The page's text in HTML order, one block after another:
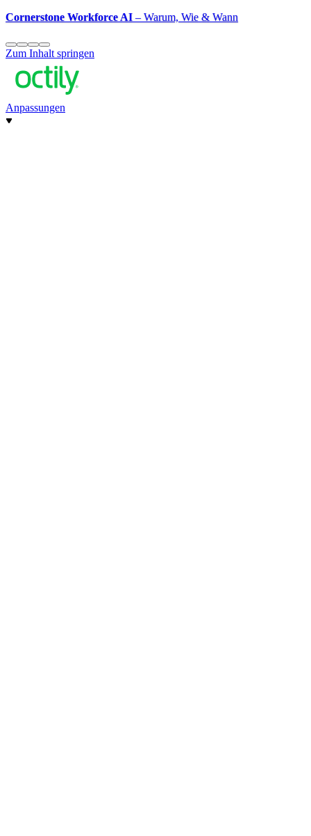
Cornerstone Workforce AI– Warum, Wie & Wann
Zum Inhalt springen
Anpassungen